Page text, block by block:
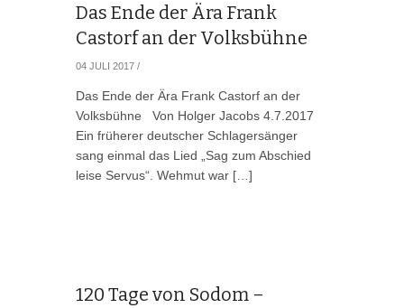
Das Ende der Ära Frank
Castorf an der Volksbühne
04 JULI 2017 /
Das Ende der Ära Frank Castorf an der
Volksbühne Von Holger Jacobs 4.7.2017
Ein früherer deutscher Schlagersänger
sang einmal das Lied „Sag zum Abschied
leise Servus“. Wehmut war […]
120 Tage von Sodom –